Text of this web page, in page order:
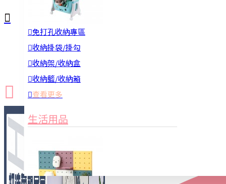
免打孔收納專區
收納掛袋/掛勾
收納架/收納盒
收納籃/收納箱
查看更多
生活用品
新品上市